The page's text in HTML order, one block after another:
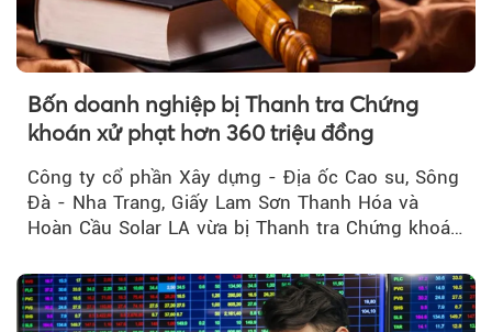
Bốn doanh nghiệp bị Thanh tra Chứng
khoán xử phạt hơn 360 triệu đồng
Công ty cổ phần Xây dựng - Địa ốc Cao su, Sông
Đà - Nha Trang, Giấy Lam Sơn Thanh Hóa và
Hoàn Cầu Solar LA vừa bị Thanh tra Chứng khoán
do vi phạm quy định về công bố thông tin trên
thị trường chứng khoán.